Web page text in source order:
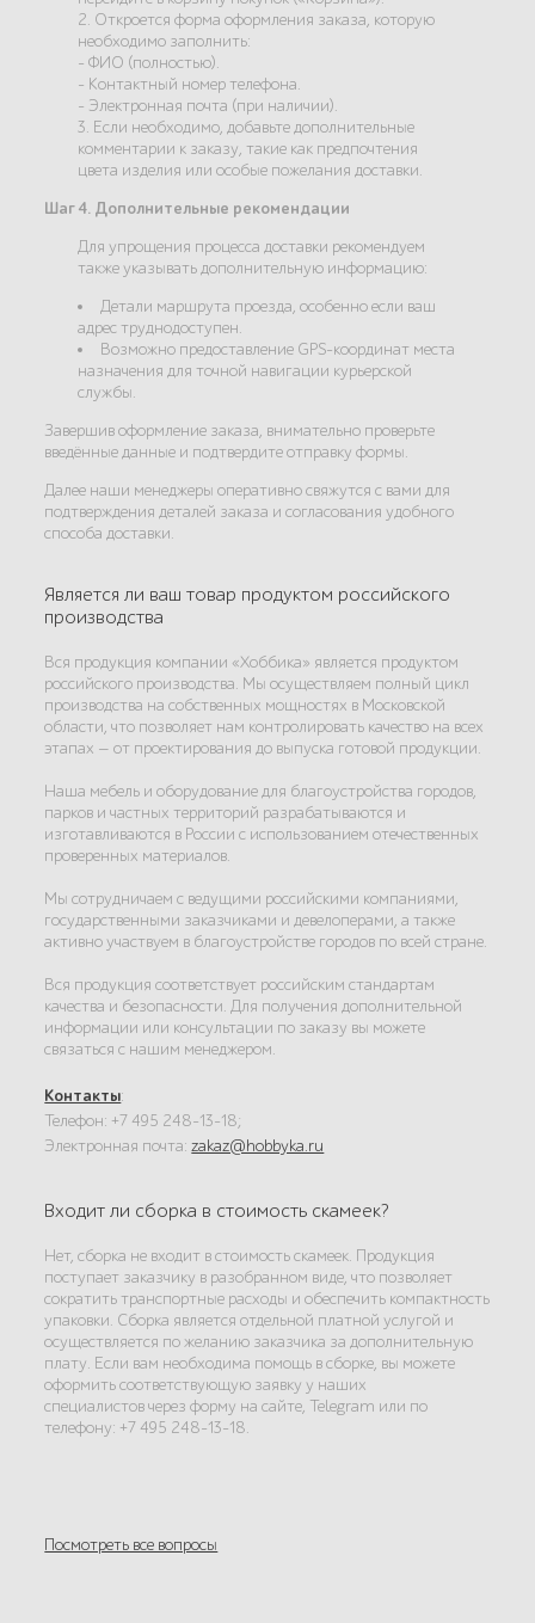
2. Откроется форма оформления заказа, которую
необходимо заполнить:
- ФИО (полностью).
- Контактный номер телефона.
- Электронная почта (при наличии).
3. Если необходимо, добавьте дополнительные
комментарии к заказу, такие как предпочтения
цвета изделия или особые пожелания доставки.
Шаг 4. Дополнительные рекомендации
Для упрощения процесса доставки рекомендуем
также указывать дополнительную информацию:
Детали маршрута проезда, особенно если ваш
адрес труднодоступен.
Возможно предоставление GPS-координат места
назначения для точной навигации курьерской
службы.
Завершив оформление заказа, внимательно проверьте
введённые данные и подтвердите отправку формы.
Далее наши менеджеры оперативно свяжутся с вами для
подтверждения деталей заказа и согласования удобного
способа доставки.
Является ли ваш товар продуктом российского
производства
Вся продукция компании «Хоббика» является продуктом
российского производства. Мы осуществляем полный цикл
производства на собственных мощностях в Московской
области, что позволяет нам контролировать качество на всех
этапах — от проектирования до выпуска готовой продукции.
Наша мебель и оборудование для благоустройства городов,
парков и частных территорий разрабатываются и
изготавливаются в России с использованием отечественных
проверенных материалов.
Мы сотрудничаем с ведущими российскими компаниями,
государственными заказчиками и девелоперами, а также
активно участвуем в благоустройстве городов по всей стране.
Вся продукция соответствует российским стандартам
качества и безопасности. Для получения дополнительной
информации или консультации по заказу вы можете
связаться с нашим менеджером.
Контакты:
Телефон: +7 495 248-13-18;
Электронная почта:zakaz@hobbyka.ru
Входит ли сборка в стоимость скамеек?
Нет, сборка не входит в стоимость скамеек. Продукция
поступает заказчику в разобранном виде, что позволяет
сократить транспортные расходы и обеспечить компактность
упаковки. Сборка является отдельной платной услугой и
осуществляется по желанию заказчика за дополнительную
плату. Если вам необходима помощь в сборке, вы можете
оформить соответствующую заявку у наших
специалистов через форму на сайте, Telegram или по
телефону: +7 495 248-13-18.
Посмотреть все вопросы